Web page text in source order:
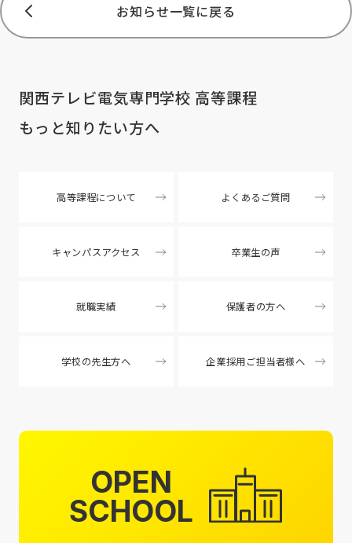
お知らせ一覧に戻る
関西テレビ電気専門学校 高等課程
もっと知りたい方へ
高等課程について よくあるご質問
キャンパスアクセス 卒業生の声
就職実績 保護者の方へ
学校の先生方へ 企業採用ご担当者様へ
OPEN
SCHOOL